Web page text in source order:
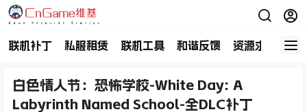
联机补丁 私服租赁 联机工具 和谐反馈 资源求助 商
白色情人节：恐怖学校-White Day: A
Labyrinth Named School-全DLC补丁